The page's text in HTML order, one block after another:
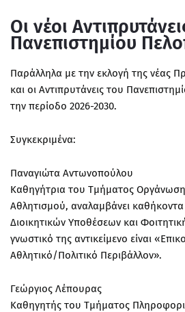
Οι νέοι
Πανεπιστημίου
Παράλληλα με την εκλογή της νέας
και οι Αντιπρυτάνεις του
την περίοδο 2026-2030.
Συγκεκριμένα:
Παναγιώτα Αντωνοπούλου
Καθηγήτρια του Τμήματος
Αθλητισμού, αναλαμβάνει καθήκοντα
Διοικητικών Υποθέσεων και
γνωστικό της αντικείμενο είναι
Αθλητικό/Πολιτικό Περιβάλλον».
Γεώργιος Λέπουρας
Καθηγητής του Τμήματος